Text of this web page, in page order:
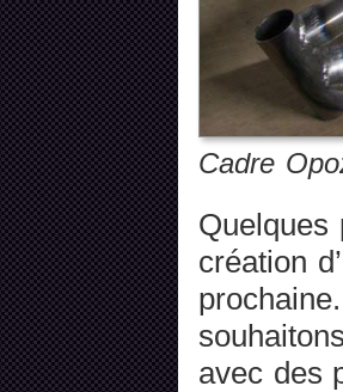
Cadre
Quelques
création
avec des